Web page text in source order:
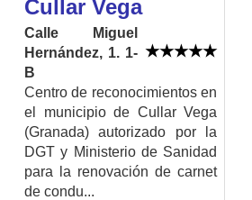
Cullar Vega
Calle Miguel
Hernández, 1. 1-
B
Centro de reconocimientos en
el municipio de Cullar Vega
(Granada) autorizado por la
DGT y Ministerio de Sanidad
para la renovación de carnet
de condu...